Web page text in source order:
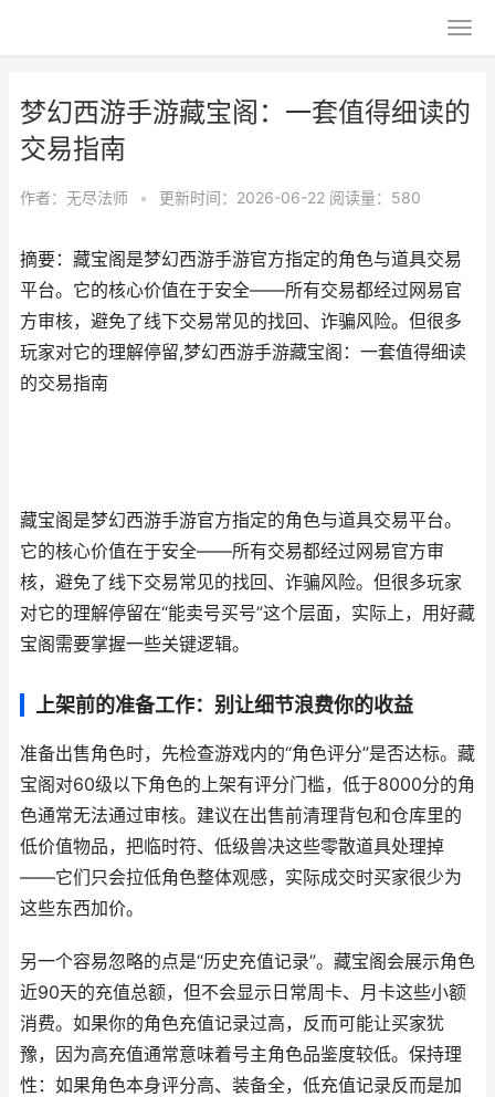
梦幻西游手游藏宝阁：一套值得细读的
交易指南
作者： 无尽法师 • 更新时间：2026-06-22 阅读量：580
摘要：藏宝阁是梦幻西游手游官方指定的角色与道具交易
平台。它的核心价值在于安全——所有交易都经过网易官
方审核，避免了线下交易常见的找回、诈骗风险。但很多
玩家对它的理解停留,梦幻西游手游藏宝阁：一套值得细读
的交易指南
藏宝阁是梦幻西游手游官方指定的角色与道具交易平台。
它的核心价值在于安全——所有交易都经过网易官方审
核，避免了线下交易常见的找回、诈骗风险。但很多玩家
对它的理解停留在“能卖号买号”这个层面，实际上，用好藏
宝阁需要掌握一些关键逻辑。
上架前的准备工作：别让细节浪费你的收益
准备出售角色时，先检查游戏内的“角色评分”是否达标。藏
宝阁对60级以下角色的上架有评分门槛，低于8000分的角
色通常无法通过审核。建议在出售前清理背包和仓库里的
低价值物品，把临时符、低级兽决这些零散道具处理掉
——它们只会拉低角色整体观感，实际成交时买家很少为
这些东西加价。
另一个容易忽略的点是“历史充值记录”。藏宝阁会展示角色
近90天的充值总额，但不会显示日常周卡、月卡这些小额
消费。如果你的角色充值记录过高，反而可能让买家犹
豫，因为高充值通常意味着号主角色品鉴度较低。保持理
性：如果角色本身评分高、装备全，低充值记录反而是加